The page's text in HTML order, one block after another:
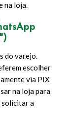
na loja.
do varejo.
escolher
via PIX
na loja para
solicitar a